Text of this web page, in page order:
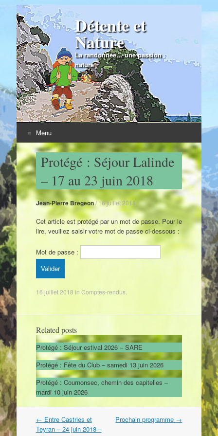
Détente et
Nature
La randonnée… une passion
nature
Menu
Skip to content
Protégé : Séjour Lalinde
– 17 au 23 juin 2018
Jean-Pierre Bregeon/16 juillet 2018
Cet article est protégé par un mot de passe. Pour le
lire, veuillez saisir votre mot de passe ci-dessous :
Mot de passe :
16 juillet 2018 in Comptes-rendus.
Related posts
Protégé : Séjour estival 2026 – SARE
Protégé : Fête du Club – samedi 13 juin 2026
Protégé : Cournonsec, chemin des capitelles –
mardi 10 juin 2026
Post navigation
← Entre Castries et
Teyran – 24 juin 2018 –
Prochain programme →